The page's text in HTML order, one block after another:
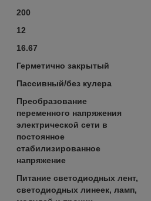
200
12
16.67
Герметично закрытый
Пассивный/без кулера
Преобразование
переменного напряжения
электрической сети в
постоянное
стабилизированное
напряжение
Питание светодиодных лент,
светодиодных линеек, ламп,